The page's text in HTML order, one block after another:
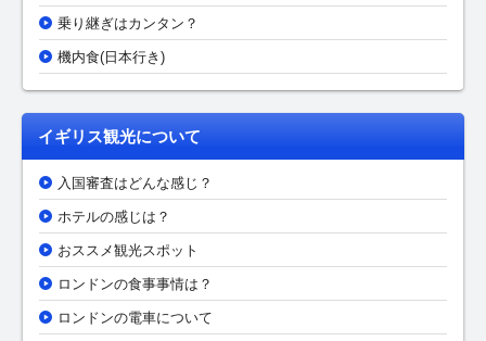
乗り継ぎはカンタン？
機内食(日本行き)
イギリス観光について
入国審査はどんな感じ？
ホテルの感じは？
おススメ観光スポット
ロンドンの食事事情は？
ロンドンの電車について